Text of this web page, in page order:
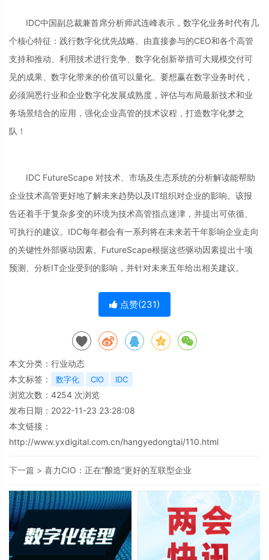
IDC中国副总裁兼首席分析师武连峰表示，数字化业务时代有几
个核心特征：践行数字化优先战略、由直接参与的CEO和各个高管
支持和推动、利用技术进行竞争、数字化创新举措可大规模交付可
见的成果、数字化带来的价值可以量化。要想赢在数字业务时代，
必须洞悉行业和企业数字化发展成熟度，评估与布局最新技术和业
务场景结合的应用，强化企业高管的技术议程，打造数字化梦之
队！
IDC FutureScape 对技术、市场及生态系统的分析解读能帮助
企业技术高管更好地了解未来趋势以及IT组织对企业的影响。该报
告还着手于复杂多变的环境为技术高管指点迷津，并提出可依循、
可执行的建议。IDC每年都会有一系列将在未来若干年影响企业走向
的关键性外部驱动因素。FutureScape根据这些驱动因素提出十项
预测、分析IT企业受到的影响，并针对未来五年给出相关建议。
点赞(231)
本文分类： 行业动态
本文标签：
数字化 CIO IDC
浏览次数： 4254 次浏览
发布日期：2022-11-23 23:28:08
本文链接：
http://www.yxdigital.com.cn/hangyedongtai/110.html
下一篇 > 喜力CIO：正在“酿造”更好的互联型企业